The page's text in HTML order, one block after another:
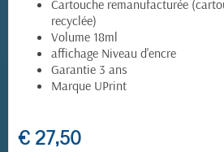
Cartouche remanufacturée
recyclée)
Volume 18ml
affichage Niveau d'encre
Garantie 3 ans
Marque UPrint
€ 27,50